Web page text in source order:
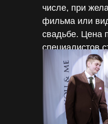
числе, при
фильма или
свадьбе. Цена
специалистов